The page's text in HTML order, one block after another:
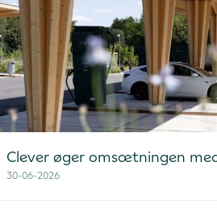
Clever øger omsætningen
30-06-2026